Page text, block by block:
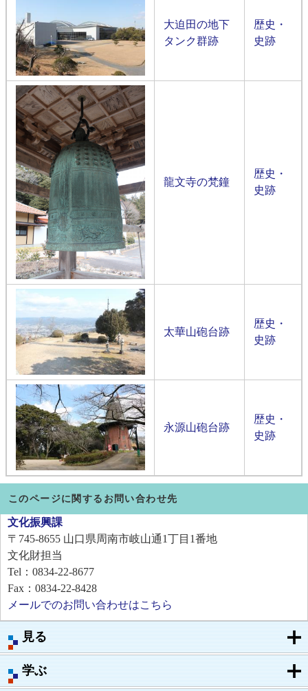
見る
学ぶ
大迫田の地下
タンク群跡
歴史・
史跡
龍文寺の梵鐘
歴史・
史跡
太華山砲台跡
歴史・
史跡
永源山砲台跡
歴史・
史跡
このページに関するお問い合わせ先
文化振興課
〒745-8655 山口県周南市岐山通1丁目1番地
文化財担当
Tel：0834-22-8677
Fax：0834-22-8428
メールでのお問い合わせはこちら